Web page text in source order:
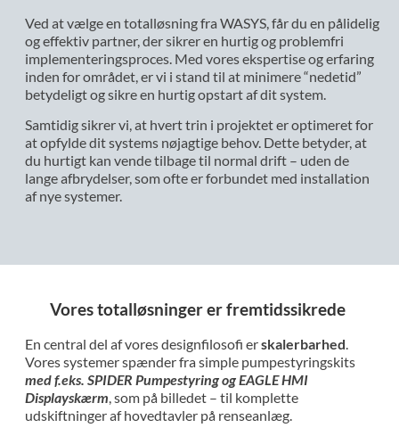
Ved at vælge en totalløsning fra WASYS, får du en pålidelig
og effektiv partner, der sikrer en hurtig og problemfri
implementeringsproces. Med vores ekspertise og erfaring
inden for området, er vi i stand til at minimere “nedetid”
betydeligt og sikre en hurtig opstart af dit system.
Samtidig sikrer vi, at hvert trin i projektet er optimeret for
at opfylde dit systems nøjagtige behov. Dette betyder, at
du hurtigt kan vende tilbage til normal drift – uden de
lange afbrydelser, som ofte er forbundet med installation
af nye systemer.
Vores totalløsninger er fremtidssikrede
En central del af vores designfilosofi erskalerbarhed.
Vores systemer spænder fra simple pumpestyringskits
med f.eks. SPIDER Pumpestyring og EAGLE HMI
Displayskærm, som på billedet – til komplette
udskiftninger af hovedtavler på renseanlæg.